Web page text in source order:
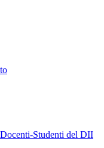
Studenti del DII